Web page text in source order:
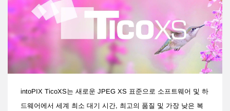
intoPIX TicoXS는 새로운 JPEG XS 표준으로 소프트웨어 및 하
드웨어에서 세계 최소 대기 시간, 최고의 품질 및 가장 낮은 복